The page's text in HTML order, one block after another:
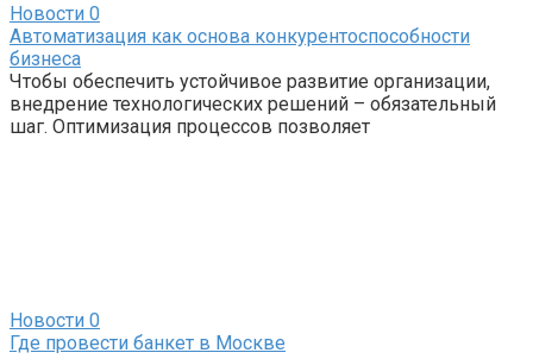
Новости 0
Автоматизация как основа конкурентоспособности
бизнеса
Чтобы обеспечить устойчивое развитие организации,
внедрение технологических решений – обязательный
шаг. Оптимизация процессов позволяет
Новости 0
Где провести банкет в Москве